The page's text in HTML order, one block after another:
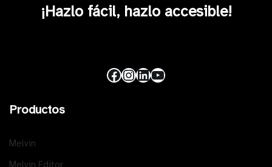
¡Hazlo fácil, hazlo accesible!
Productos
Melvin
Melvin Editor